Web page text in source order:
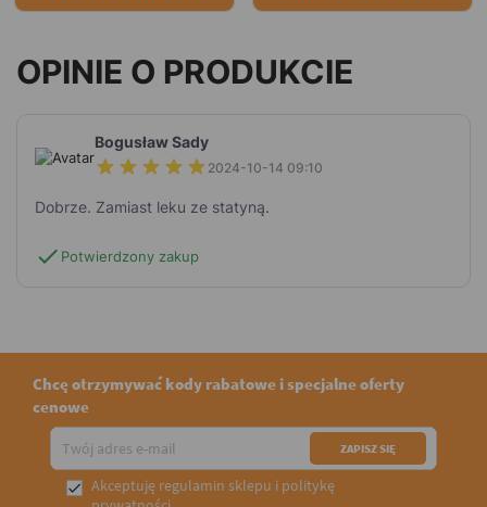
OPINIE O PRODUKCIE
Bogusław Sady
2024-10-14 09:10
Dobrze. Zamiast leku ze statyną.
check Potwierdzony zakup
Chcę otrzymywać kody rabatowe i specjalne oferty
cenowe
 Akceptuję regulamin sklepu i politykę